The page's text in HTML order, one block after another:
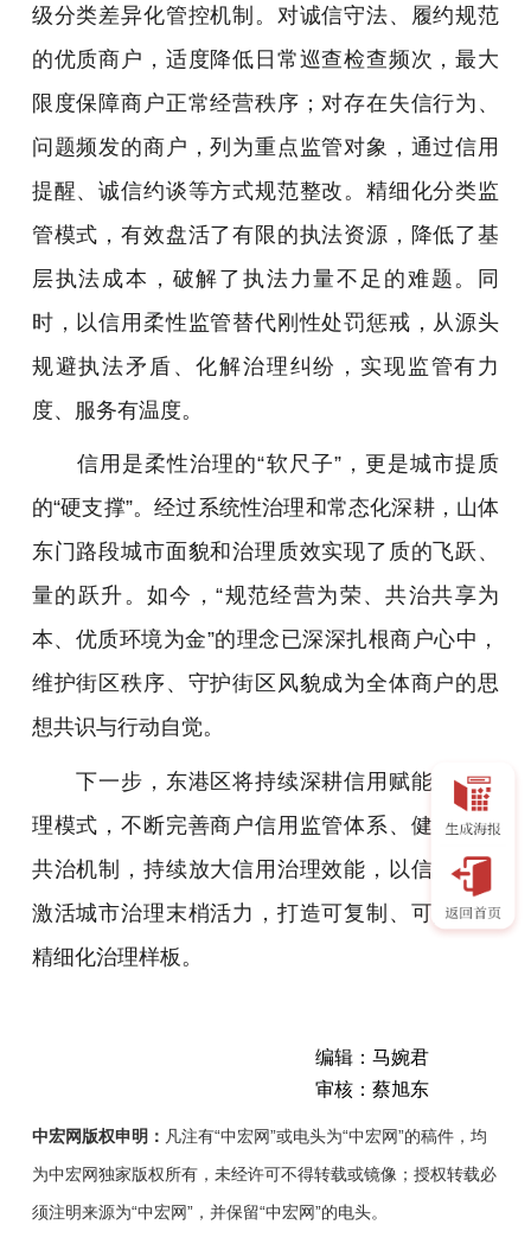
级分类差异化管控机制。对诚信守法、履约规范
的优质商户，适度降低日常巡查检查频次，最大
限度保障商户正常经营秩序；对存在失信行为、
问题频发的商户，列为重点监管对象，通过信用
提醒、诚信约谈等方式规范整改。精细化分类监
管模式，有效盘活了有限的执法资源，降低了基
层执法成本，破解了执法力量不足的难题。同
时，以信用柔性监管替代刚性处罚惩戒，从源头
规避执法矛盾、化解治理纠纷，实现监管有力
度、服务有温度。
信用是柔性治理的“软尺子”，更是城市提质
的“硬支撑”。经过系统性治理和常态化深耕，山体
东门路段城市面貌和治理质效实现了质的飞跃、
量的跃升。如今，“规范经营为荣、共治共享为
本、优质环境为金”的理念已深深扎根商户心中，
维护街区秩序、守护街区风貌成为全体商户的思
想共识与行动自觉。
下一步，东港区将持续深耕信用赋能城市治
理模式，不断完善商户信用监管体系、健全自治
共治机制，持续放大信用治理效能，以信用之力
激活城市治理末梢活力，打造可复制、可推广的
精细化治理样板。
编辑：马婉君
审核：蔡旭东
中宏网版权申明： 凡注有“中宏网”或电头为“中宏网”的稿件，均
为中宏网独家版权所有，未经许可不得转载或镜像；授权转载必
须注明来源为“中宏网”，并保留“中宏网”的电头。